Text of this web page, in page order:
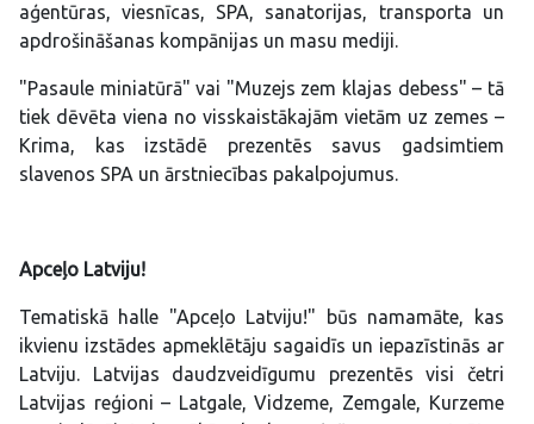
aģentūras, viesnīcas, SPA, sanatorijas, transporta un
apdrošināšanas kompānijas un masu mediji.
"Pasaule miniatūrā" vai "Muzejs zem klajas debess" – tā
tiek dēvēta viena no visskaistākajām vietām uz zemes –
Krima, kas izstādē prezentēs savus gadsimtiem
slavenos SPA un ārstniecības pakalpojumus.
Apceļo Latviju!
Tematiskā halle "Apceļo Latviju!" būs namamāte, kas
ikvienu izstādes apmeklētāju sagaidīs un iepazīstinās ar
Latviju. Latvijas daudzveidīgumu prezentēs visi četri
Latvijas reģioni – Latgale, Vidzeme, Zemgale, Kurzeme